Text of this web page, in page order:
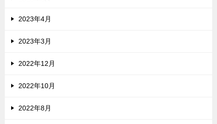
2023年4月
2023年3月
2022年12月
2022年10月
2022年8月